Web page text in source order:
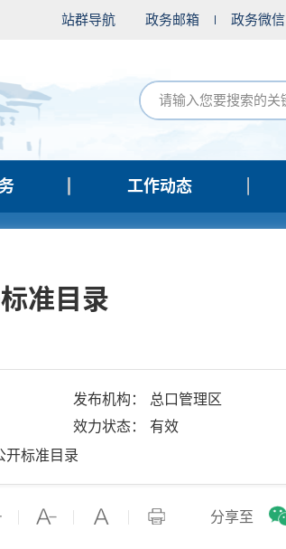
站群导航 政务邮箱 政务微信
工作动态
准目录
发布机构： 总口管理区
效力状态： 有效
标准目录
分享至